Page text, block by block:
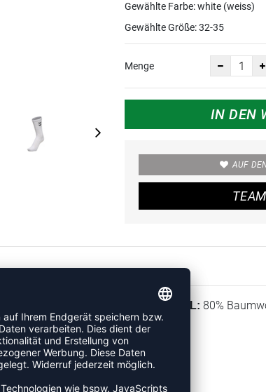
Gewählte Farbe: white (weiss)
Gewählte Größe:32-35
Menge
IN DEN
AUF
reibungsarmer
Lieblingsschuhen
MATERIAL: 80%